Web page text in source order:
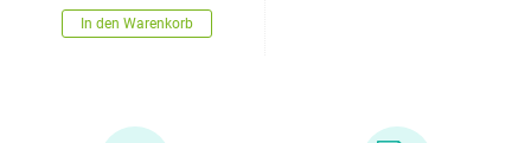
In den Warenkorb